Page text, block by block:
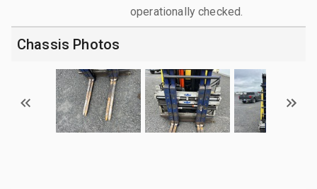
operationally checked.
Chassis Photos